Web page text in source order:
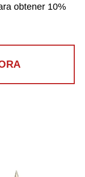
obtener 10%